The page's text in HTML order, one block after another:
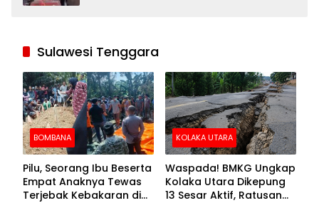
Sulawesi Tenggara
BOMBANA
Pilu, Seorang Ibu Beserta
Empat Anaknya Tewas
Terjebak Kebakaran di
KOLAKA UTARA
Waspada! BMKG Ungkap
Kolaka Utara Dikepung
13 Sesar Aktif, Ratusan